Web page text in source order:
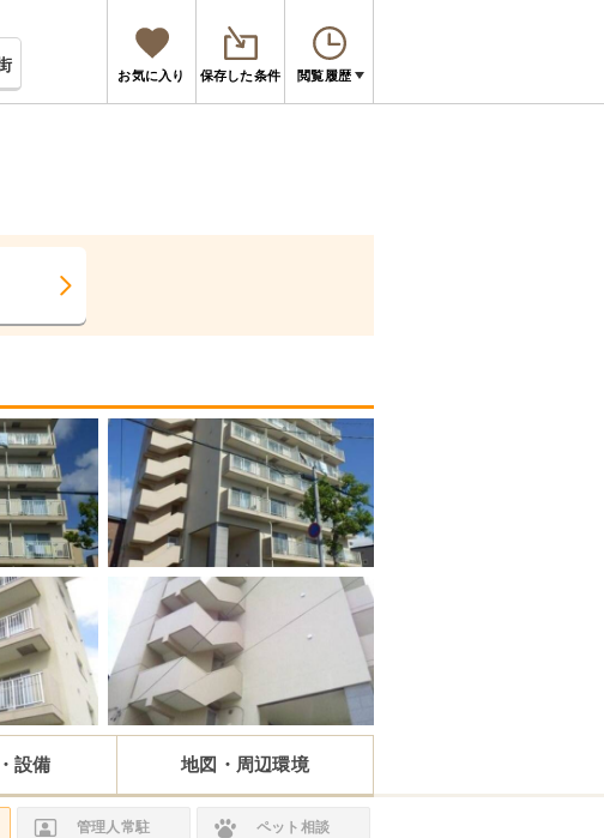
お気に入り 保存した条件 閲覧履歴
設備 地図・周辺環境
管理人常駐 ペット相談